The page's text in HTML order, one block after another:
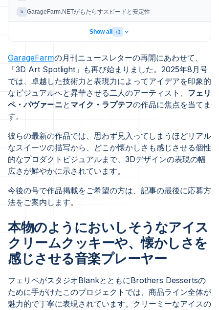
GarageFarmの月刊ニュースレターの再開にあわせて、
「3D Art Spotlight」も再び始まりました。2025年8月号
では、卓越した技術力と表現力によってアイデアを印象的
なビジュアルへと昇華させる二人のアーティスト、 フェリ
ペ・パヴァーニと マイク・ラプテフの作品に焦点を当てま
す。
彼らの最新の作品では、思わず見入ってしまうほどリアル
なスイーツの描写から、どこか懐かしさも感じさせる個性
的なプロダクトビジュアルまで、3Dデザインの表現の幅
広さが鮮やかに示されています。
今後の号で作品掲載をご希望の方は、記事の最後に応募方
法をご案内します。
本物のようにおいしそうなアイス
クリームクッキーや、懐かしさを
感じさせる音楽プレーヤー
フェリペがスタジオBlankとともにBrothers Dessertsの
ために手がけたこのプロジェクトでは、商品ライン全体が
魅力的で丁寧に表現されています。クリーミーなアイスの
5 GarageFarm.NETがもたらすスピードと安定性
Show all +3